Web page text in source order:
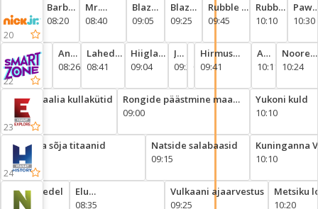
20
22
23
24
Barbapapan
perhe
07:55
Barbapapan
perhe
08:20
Mr.
Crocodile
08:40
Blaze
ja
09:05
Blaze
ja
09:25
Rubble &
Crew
09:45
Rubble
&
10:10
Paw
10:30
Dino
Dana
08:03
Andy
seiklused
08:26
Lahedad
loomad
08:41
Hiiglaslikud
teaduskatsed
09:04
Joonistame
koos:
09:27
Teaduspauk
09:37
Hirmus
ajalugu
09:41
Ahne
aju
10:11
Noored
10:24
Austraalia kullakütid
08:05
Rongide päästmine maa
kuklapoolel
09:00
Yukoni kuld
10:10
Külma sõja titaanid
08:05
Natside salabaasid
09:15
Kuninganna
10:10
jõgedel
Elu
miinuskraadides
08:35
Vulkaani ajaarvestus
09:25
Metsiku
10:20